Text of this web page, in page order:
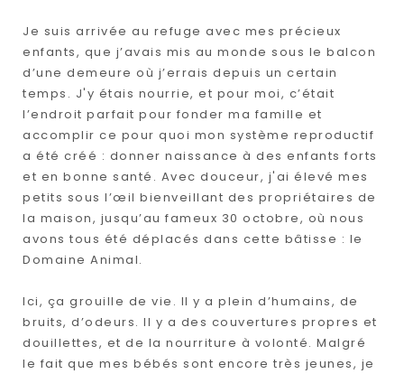
Je suis arrivée au refuge avec mes précieux
enfants, que j’avais mis au monde sous le balcon
d’une demeure où j’errais depuis un certain
temps. J'y étais nourrie, et pour moi, c’était
l’endroit parfait pour fonder ma famille et
accomplir ce pour quoi mon système reproductif
a été créé : donner naissance à des enfants forts
et en bonne santé. Avec douceur, j'ai élevé mes
petits sous l’œil bienveillant des propriétaires de
la maison, jusqu’au fameux 30 octobre, où nous
avons tous été déplacés dans cette bâtisse : le
Domaine Animal.
Ici, ça grouille de vie. Il y a plein d’humains, de
bruits, d’odeurs. Il y a des couvertures propres et
douillettes, et de la nourriture à volonté. Malgré
le fait que mes bébés sont encore très jeunes, je